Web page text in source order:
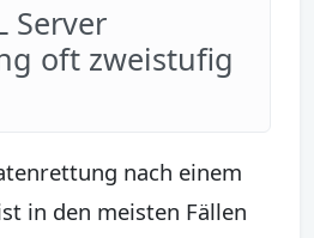
Server
oft zweistufig
nach einem
in den meisten Fällen